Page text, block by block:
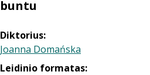
buntu
Diktorius:
Joanna Domańska
Leidinio formatas: